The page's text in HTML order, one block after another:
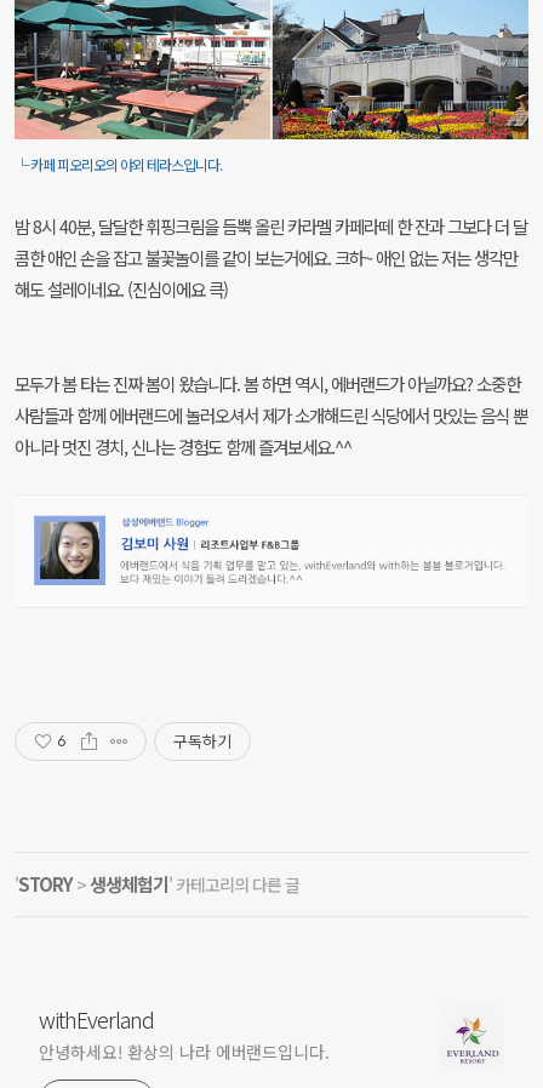
└ 카페 피오리오의 야외 테라스입니다.
밤 8시 40분, 달달한 휘핑크림을 듬뿍 올린 카라멜 카페라떼 한 잔과 그보다 더 달
콤한 애인 손을 잡고 불꽃놀이를 같이 보는거에요. 크하~ 애인 없는 저는 생각만
해도 설레이네요. (진심이에요 큭)
모두가 봄 타는 진짜 봄이 왔습니다. 봄 하면 역시, 에버랜드가 아닐까요? 소중한
사람들과 함께 에버랜드에 놀러오셔서 제가 소개해드린 식당에서 맛있는 음식 뿐
아니라 멋진 경치, 신나는 경험도 함께 즐겨보세요.^^
6 구독하기
'STORY>생생체험기' 카테고리의 다른 글
withEverland
안녕하세요! 환상의 나라 에버랜드입니다.